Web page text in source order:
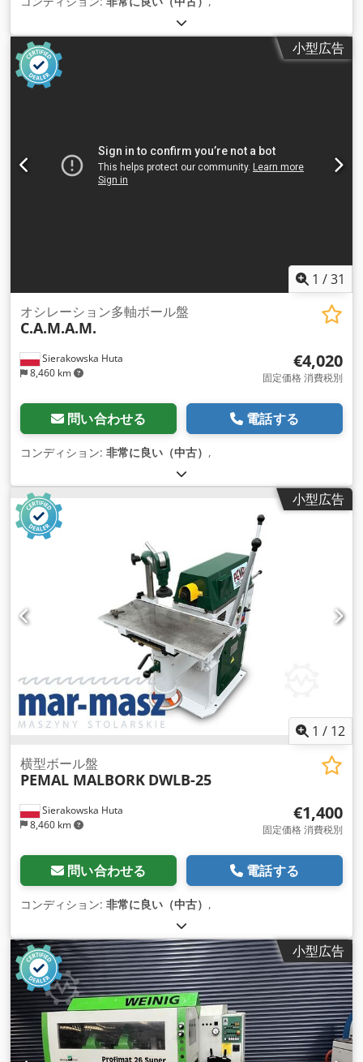
小型広告
1 /31
Sierakowska Huta
8,460 km
オシレーション多軸ボール盤
C.A.M.A.M.
€4,020
固定価格 消費税別
問い合わせる 電話する
コンディション: 非常に良い（中古） ,
小型広告
1 / 12
Sierakowska Huta
8,460 km
横型ボール盤
PEMAL MALBORK DWLB-25
€1,400
固定価格 消費税別
問い合わせる 電話する
コンディション: 非常に良い（中古） ,
小型広告